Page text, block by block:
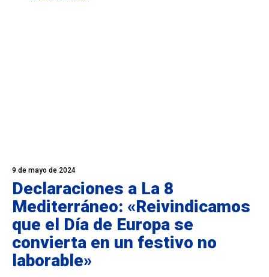
9 de mayo de 2024
Declaraciones a La 8
Mediterráneo: «Reivindicamos
que el Día de Europa se
convierta en un festivo no
laborable»